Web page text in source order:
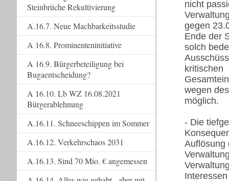
nicht
gegen
Ende der
solch
kritischen
wegen
möglich.
- Die
Auflösung
Steinbrüche Rekultivierung
A.16.7. Neue Machbarkeitsstudie
A 16.8. Prominenteninitiative
A 16.9. Bürgerbeteiligung bei
Bugaentscheidung?
A 16.10. Lb WZ 16.08.2021
Bürgerablehnung
A.16.11. Schneeschippen im Sommer
A.16.12. Verkehrschaos 2031
A.16.13. Sind 70 Mio. € angemessen